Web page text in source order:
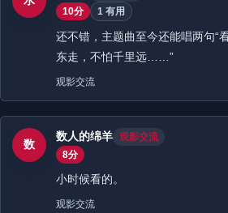
10分
1 有用
还不错，主题曲至今还能唱两句“
东走，不怕千里远……”
观影交流
数
数人的绵羊 观影交流
8分
小时候看的。
观影交流